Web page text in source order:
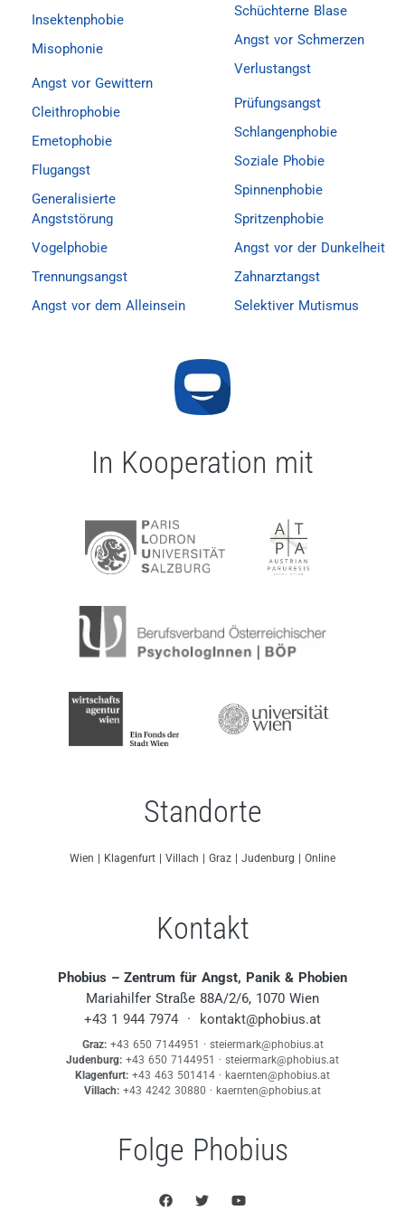
Insektenphobie
Misophonie
Angst vor Gewittern
Cleithrophobie
Emetophobie
Flugangst
Generalisierte
Angststörung
Vogelphobie
Trennungsangst
Angst vor dem Alleinsein
Schüchterne Blase
Angst vor Schmerzen
Verlustangst
Prüfungsangst
Schlangenphobie
Soziale Phobie
Spinnenphobie
Spritzenphobie
Angst vor der Dunkelheit
Zahnarztangst
Selektiver Mutismus
In Kooperation mit
Standorte
Wien Klagenfurt Villach Graz Judenburg Online
Kontakt
Phobius – Zentrum für Angst, Panik & Phobien
Mariahilfer Straße 88A/2/6, 1070 Wien
+43 1 944 7974 · kontakt@phobius.at
Graz: +43 650 7144951 · steiermark@phobius.at
Judenburg: +43 650 7144951 · steiermark@phobius.at
Klagenfurt: +43 463 501414 · kaernten@phobius.at
Villach: +43 4242 30880 · kaernten@phobius.at
Folge Phobius